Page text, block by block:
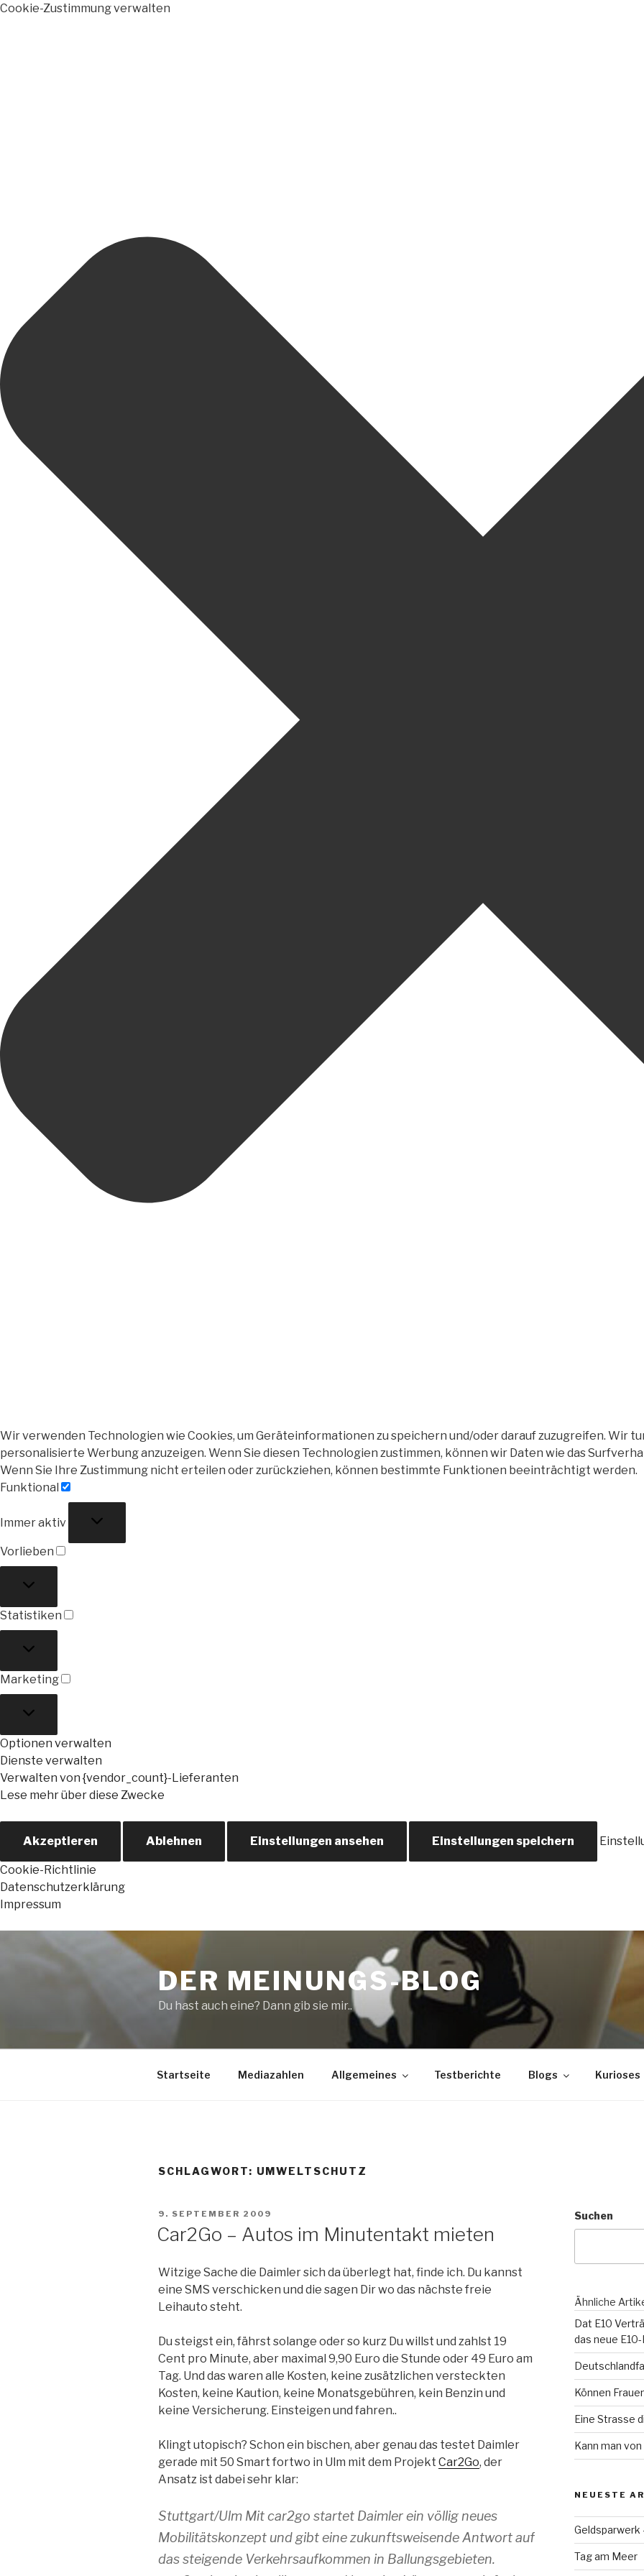
Cookie-Zustimmung verwalten
Wir verwenden Technologien wie Cookies, um Geräteinformationen zu speichern und/oder darauf zuzugreifen. Wir
personalisierte Werbung anzuzeigen. Wenn Sie diesen Technologien zustimmen, können wir Daten wie das
Wenn Sie Ihre Zustimmung nicht erteilen oder zurückziehen, können bestimmte Funktionen beeinträchtigt werden.
Funktional
Immer aktiv
Vorlieben
Statistiken
Marketing
Optionen verwalten
Dienste verwalten
Verwalten von {vendor_count}-Lieferanten
Lese mehr über diese Zwecke
Akzeptieren Ablehnen Einstellungen ansehen Einstellungen speichern
Cookie-Richtlinie
Datenschutzerklärung
Impressum
springen
DER MEINUNGS-BLOG
Du hast auch eine? Dann gib sie mir..
Startseite Mediazahlen Allgemeines Testberichte Blogs Kurioses
SCHLAGWORT: UMWELTSCHUTZ
VERÖFFENTLICHT
9. SEPTEMBER 2009
Car2Go – Autos im Minutentakt mieten
Witzige Sache die Daimler sich da überlegt hat, finde ich. Du kannst
eine SMS verschicken und die sagen Dir wo das nächste freie
Leihauto steht.
Du steigst ein, fährst solange oder so kurz Du willst und zahlst 19
Cent pro Minute, aber maximal 9,90 Euro die Stunde oder 49 Euro am
Tag. Und das waren alle Kosten, keine zusätzlichen versteckten
Kosten, keine Kaution, keine Monatsgebühren, kein Benzin und
keine Versicherung. Einsteigen und fahren..
Klingt utopisch? Schon ein bischen, aber genau das testet Daimler
gerade mit 50 Smart fortwo in Ulm mit dem Projekt Car2Go, der
Ansatz ist dabei sehr klar:
Stuttgart/Ulm Mit car2go startet Daimler ein völlig neues
Mobilitätskonzept und gibt eine zukunftsweisende Antwort auf
das steigende Verkehrsaufkommen in Ballungsgebieten.
Suchen
Ähnliche
Dat E10
das neue
Können
Eine Strasse
Kann man
NEUESTE
Geldsparwerk
Tag am Meer